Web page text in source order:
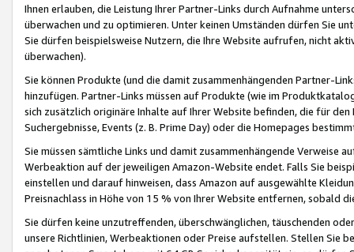
Ihnen erlauben, die Leistung Ihrer Partner-Links durch Aufnahme
überwachen und zu optimieren. Unter keinen Umständen dürfen Sie
Sie dürfen beispielsweise Nutzern, die Ihre Website aufrufen, nicht
überwachen).
Sie können Produkte (und die damit zusammenhängenden Partner-
hinzufügen. Partner-Links müssen auf Produkte (wie im
sich zusätzlich originäre Inhalte auf Ihrer Website befinden, die für
Suchergebnisse, Events (z. B. Prime Day) oder die Homepages
Sie müssen sämtliche Links und damit zusammenhängende
Werbeaktion auf der jeweiligen Amazon-Website endet. Falls Sie
einstellen und darauf hinweisen, dass Amazon auf ausgewählte
Preisnachlass in Höhe von 15 % von Ihrer Website entfernen, sobald
Sie dürfen keine unzutreffenden, überschwänglichen, täuschenden
unsere Richtlinien, Werbeaktionen oder Preise aufstellen. Stellen Sie